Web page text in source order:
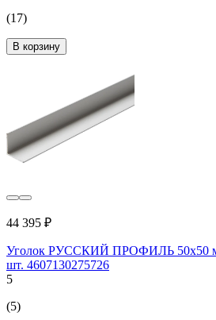
(17)
В корзину
44 395 ₽
Уголок РУССКИЙ ПРОФИЛЬ 50x50
шт. 4607130275726
5
(5)